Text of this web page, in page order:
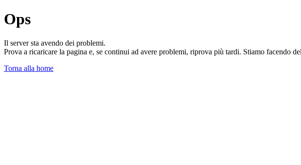
Ops
Il server sta avendo dei problemi.
Prova a ricaricare la pagina e, se continui ad avere problemi, riprova più tardi. Stiamo facendo
Torna alla home